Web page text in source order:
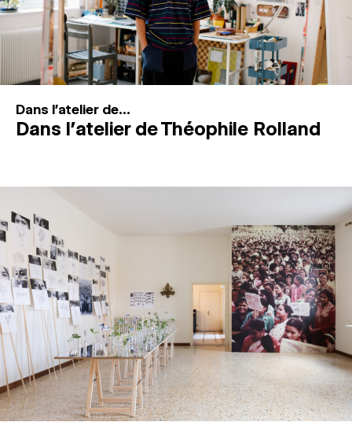
Recherche
Connexion
Dans l'atelier de...
Dans l’atelier de Théophile Rolland